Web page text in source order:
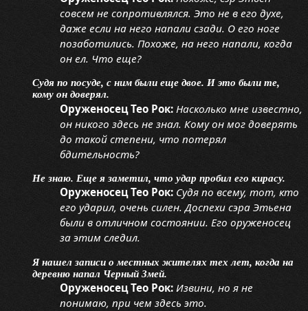
совсем не сопротивлялся. Это не в его духе,
даже если на него напали сзади. О его ноге
позаботились. Похоже, на него напали, когда
он ел. Что еще?
Судя по посуде, с ним были еще двое. И это были те,
кому он доверял.
Оруженосец Тео Рок: Насколько мне известно,
он никого здесь не знал. Кому он мог доверять
до такой степени, что потерял
бдительность?
Не знаю. Еще я заметил, что удар пробил его кирасу.
Оруженосец Тео Рок: Судя по всему, тот, кто
его ударил, очень силен. Доспехи сэра Этьена
были в отличном состоянии. Его оруженосец
за этим следил.
Я нашел записи о местных жителях тех лет, когда на
деревню напал Черный Змей.
Оруженосец Тео Рок: Извини, но я не
понимаю, при чем здесь это.